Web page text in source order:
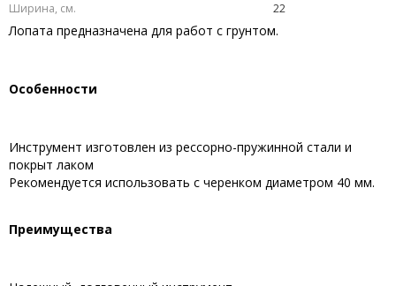
Ширина, см.
22
Лопата предназначена для работ с грунтом.
Особенности
Инструмент изготовлен из рессорно-пружинной стали и
покрыт лаком
Рекомендуется использовать с черенком диаметром 40 мм.
Преимущества